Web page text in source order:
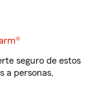
seguro de estos
a personas,